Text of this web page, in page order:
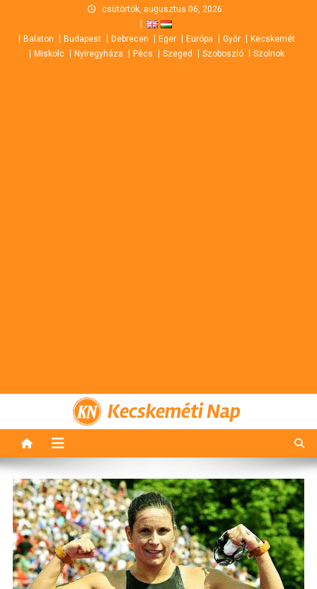
content
csütörtök, augusztus 06, 2026
Balaton Budapest Debrecen Eger Európa Győr
Kecskemét
Miskolc
Nyíregyháza Pécs Szeged Szoboszló Szolnok
Kecskeméti Nap